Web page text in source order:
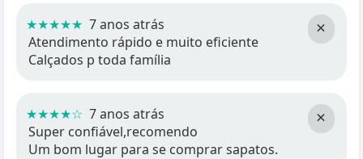
×
★★★★★ 7 anos atrás
Atendimento rápido e muito eficiente
Calçados p toda família
×
★★★★☆ 7 anos atrás
Super confiável,recomendo
Um bom lugar para se comprar sapatos.